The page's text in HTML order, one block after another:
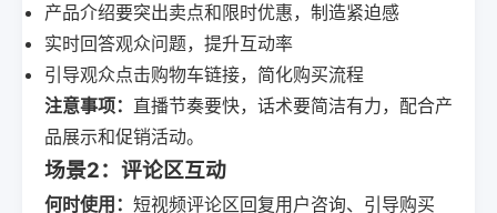
产品介绍要突出卖点和限时优惠，制造紧迫感
实时回答观众问题，提升互动率
引导观众点击购物车链接，简化购买流程
注意事项： 直播节奏要快，话术要简洁有力，配合产
品展示和促销活动。
场景2：评论区互动
何时使用： 短视频评论区回复用户咨询、引导购买